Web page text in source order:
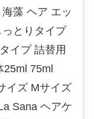
藻 ヘア エッ
とりタイプ
イプ 詰替用
25ml 75ml
イズ Mサイズ
Sana ヘアケ